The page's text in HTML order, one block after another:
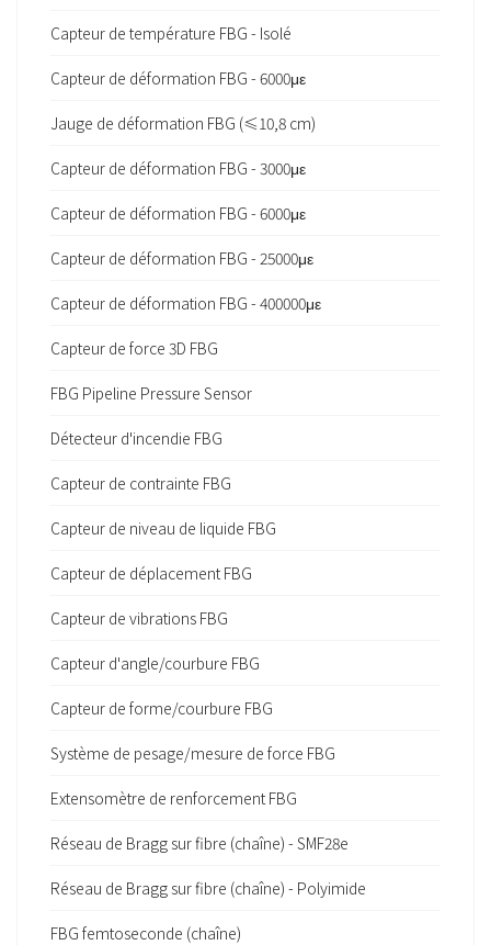
Capteur de température FBG - Isolé
Capteur de déformation FBG - 6000με
Jauge de déformation FBG (≤10,8 cm)
Capteur de déformation FBG - 3000με
Capteur de déformation FBG - 6000με
Capteur de déformation FBG - 25000με
Capteur de déformation FBG - 400000με
Capteur de force 3D FBG
FBG Pipeline Pressure Sensor
Détecteur d'incendie FBG
Capteur de contrainte FBG
Capteur de niveau de liquide FBG
Capteur de déplacement FBG
Capteur de vibrations FBG
Capteur d'angle/courbure FBG
Capteur de forme/courbure FBG
Système de pesage/mesure de force FBG
Extensomètre de renforcement FBG
Réseau de Bragg sur fibre (chaîne) - SMF28e
Réseau de Bragg sur fibre (chaîne) - Polyimide
FBG femtoseconde (chaîne)